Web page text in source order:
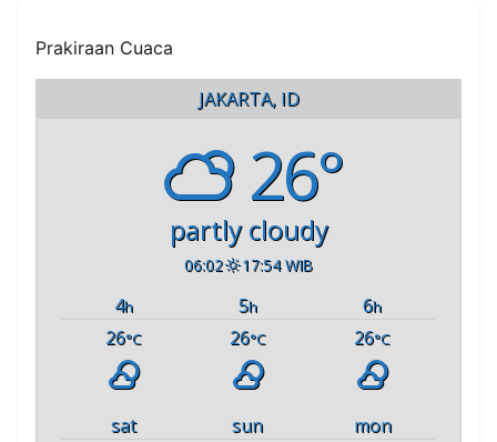
Prakiraan Cuaca
JAKARTA, ID
26°
partly cloudy
06:02 17:54 WIB
4h 5h 6h
26°C 26°C 26°C
sat sun
mon